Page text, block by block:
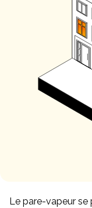
Le pare-vapeur se